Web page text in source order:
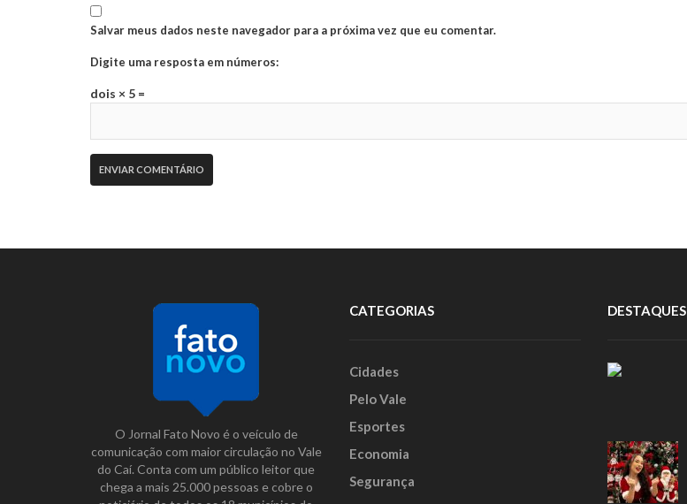
Salvar meus dados neste navegador para a próxima vez que eu comentar.
Digite uma resposta em números:
dois × 5 =
O Jornal Fato Novo é o veículo de
comunicação com maior circulação no Vale
do Caí. Conta com um público leitor que
chega a mais 25.000 pessoas e cobre o
CATEGORIAS
Cidades
Pelo Vale
Esportes
Economia
Segurança
DESTAQUES